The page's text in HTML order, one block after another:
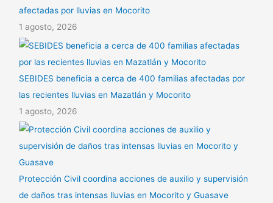
afectadas por lluvias en Mocorito
1 agosto, 2026
SEBIDES beneficia a cerca de 400 familias afectadas por
las recientes lluvias en Mazatlán y Mocorito
1 agosto, 2026
Protección Civil coordina acciones de auxilio y supervisión
de daños tras intensas lluvias en Mocorito y Guasave